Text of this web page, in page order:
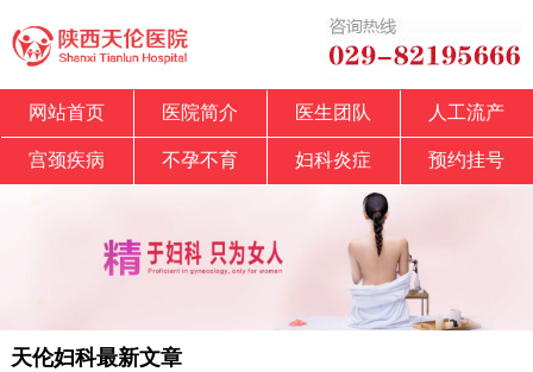
网站首页 医院简介 医生团队 人工流产
宫颈疾病 不孕不育 妇科炎症 预约挂号
天伦妇科最新文章